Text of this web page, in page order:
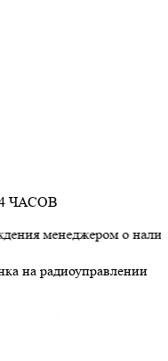
ЧАСОВ
о наличии
на радиоуправлении